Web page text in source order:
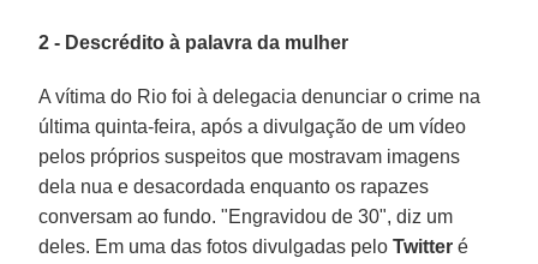
2 - Descrédito à palavra da mulher
A vítima do Rio foi à delegacia denunciar o crime na
última quinta-feira, após a divulgação de um vídeo
pelos próprios suspeitos que mostravam imagens
dela nua e desacordada enquanto os rapazes
conversam ao fundo. "Engravidou de 30", diz um
deles. Em uma das fotos divulgadas peloTwitter é